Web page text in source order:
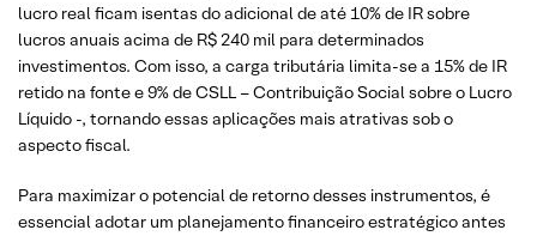
lucro real ficam isentas do adicional de até 10% de IR sobre
lucros anuais acima de R$ 240 mil para determinados
investimentos. Com isso, a carga tributária limita-se a 15% de IR
retido na fonte e 9% de CSLL – Contribuição Social sobre o Lucro
Líquido -, tornando essas aplicações mais atrativas sob o
aspecto fiscal.
Para maximizar o potencial de retorno desses instrumentos, é
essencial adotar um planejamento financeiro estratégico antes